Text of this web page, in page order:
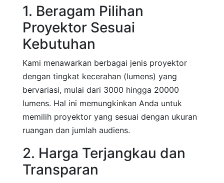
1. Beragam Pilihan
Proyektor Sesuai
Kebutuhan
Kami menawarkan berbagai jenis proyektor
dengan tingkat kecerahan (lumens) yang
bervariasi, mulai dari 3000 hingga 20000
lumens. Hal ini memungkinkan Anda untuk
memilih proyektor yang sesuai dengan ukuran
ruangan dan jumlah audiens.
2. Harga Terjangkau dan
Transparan